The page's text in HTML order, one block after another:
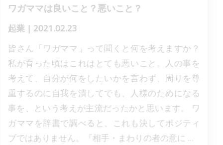
ワガママは良いこと？悪いこと？
起業 |2021.02.23
皆さん「ワガママ」って聞くと何を考えますか？
私が育った頃はこれはとても悪いこと。人の事を
考えて、自分が何をしたいかを言わず、周りを尊
重するのに自我を潰してでも、人様のためになる
事を、という考えが主流だったかと思います。 ワ
ガママを辞書で調べると、これも決してポジティ
ブではありません。『相手・まわりの者の意に ...